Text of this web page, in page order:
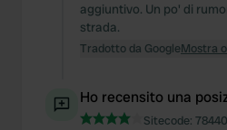
aggiuntivo. Un po' di
strada.
Tradotto da GoogleMostra
Ho recensito una
Sitecode: 78440